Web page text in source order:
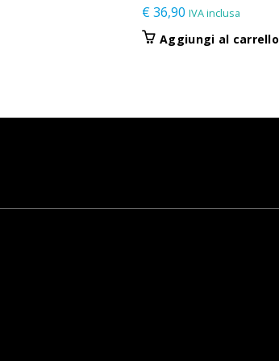
€36,90 IVA inclusa
Aggiungi al carrello